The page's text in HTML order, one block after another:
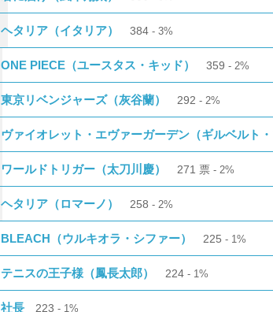
ヘタリア（イタリア） 384 3%
ONE PIECE（ユースタス・キッド） 359 2%
東京リベンジャーズ（灰谷蘭） 292 2%
ヴァイオレット・エヴァーガーデン（ギルベルト・
ワールドトリガー（太刀川慶） 271 票 2%
ヘタリア（ロマーノ） 258 2%
BLEACH（ウルキオラ・シファー） 225 1%
テニスの王子様（鳳長太郎） 224 1%
社長 223 1%